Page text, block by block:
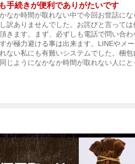
手続きが便利でありがたいです
なか時間が取れない中で今回お世話に
訳ありませんでした。お詫びと言って
きます。まず、必ずしも電話で問い合
が極力避ける事は出来ます。LINEやメ
ない私にも有難いシステムでした。梱
じようになかなか時間が取れない人に